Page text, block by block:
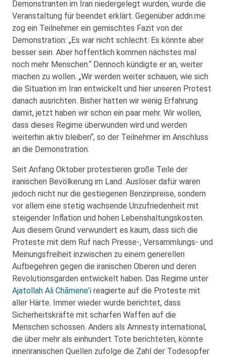
Demonstranten im Iran niedergelegt wurden, wurde die
Veranstaltung für beendet erklärt. Gegenüber addn.me
zog ein Teilnehmer ein gemischtes Fazit von der
Demonstration: „Es war nicht schlecht. Es könnte aber
besser sein. Aber hoffentlich kommen nächstes mal
noch mehr Menschen.“ Dennoch kündigte er an, weiter
machen zu wollen. „Wir werden weiter schauen, wie sich
die Situation im Iran entwickelt und hier unseren Protest
danach ausrichten. Bisher hatten wir wenig Erfahrung
damit, jetzt haben wir schon ein paar mehr. Wir wollen,
dass dieses Regime überwunden wird und werden
weiterhin aktiv bleiben“, so der Teilnehmer im Anschluss
an die Demonstration.
Seit Anfang Oktober protestieren große Teile der
iranischen Bevölkerung im Land. Auslöser dafür waren
jedoch nicht nur die gestiegenen Benzinpreise, sondern
vor allem eine stetig wachsende Unzufriedenheit mit
steigender Inflation und hohen Lebenshaltungskosten.
Aus diesem Grund verwundert es kaum, dass sich die
Proteste mit dem Ruf nach Presse-, Versammlungs- und
Meinungsfreiheit inzwischen zu einem generellen
Aufbegehren gegen die iranischen Oberen und deren
Revolutionsgarden entwickelt haben. Das Regime unter
Ajatollah Ali Chāmeneʾi reagierte auf die Proteste mit
aller Härte. Immer wieder wurde berichtet, dass
Sicherheitskräfte mit scharfen Waffen auf die
Menschen schossen. Anders als Amnesty international,
die über mehr als einhundert Tote berichteten, könnte
inneriranischen Quellen zufolge die Zahl der Todesopfer